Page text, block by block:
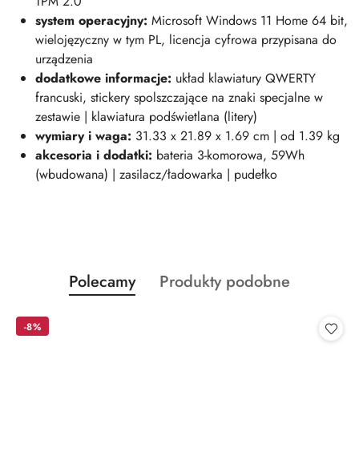
system operacyjny: Microsoft Windows 11 Home 64 bit,
wielojęzyczny w tym PL, licencja cyfrowa przypisana do
urządzenia
dodatkowe informacje: układ klawiatury QWERTY
francuski, stickery spolszczające na znaki specjalne w
zestawie | klawiatura podświetlana (litery)
wymiary i waga: 31.33 x 21.89 x 1.69 cm | od 1.39 kg
akcesoria i dodatki: bateria 3-komorowa, 59Wh
(wbudowana) | zasilacz/ładowarka | pudełko
Pomiń karuzelę produktów
Produkty
o
Polecamy
Produkty
Produkty podobne
-8%